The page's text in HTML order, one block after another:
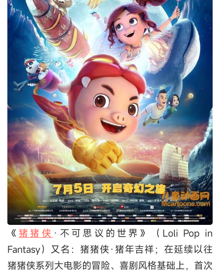
《 猪猪侠 ·不可思议的世界》（Loli Pop in
Fantasy）又名：猪猪侠·猪年吉祥；在延续以往
猪猪侠系列大电影的冒险、喜剧风格基础上，首次